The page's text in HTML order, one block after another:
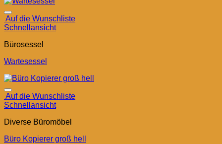
Auf die Wunschliste
Schnellansicht
Bürosessel
Wartesessel
Auf die Wunschliste
Schnellansicht
Diverse Büromöbel
Büro Kopierer groß hell